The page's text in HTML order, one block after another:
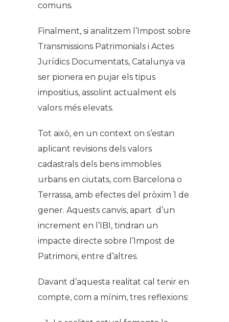
comuns.
Finalment, si analitzem l’Impost sobre
Transmissions Patrimonials i Actes
Jurídics Documentats, Catalunya va
ser pionera en pujar els tipus
impositius, assolint actualment els
valors més elevats.
Tot això, en un context on s’estan
aplicant revisions dels valors
cadastrals dels bens immobles
urbans en ciutats, com Barcelona o
Terrassa, amb efectes del pròxim 1 de
gener. Aquests canvis, apart d’un
increment en l’IBI, tindran un
impacte directe sobre l’Impost de
Patrimoni, entre d’altres.
Davant d’aquesta realitat cal tenir en
compte, com a mínim, tres reflexions: